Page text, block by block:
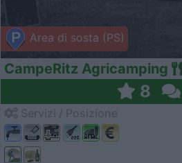
Area di sosta (PS)
CampeRitz Agricamping
8